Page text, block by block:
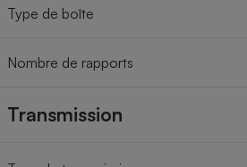
Type de boîte
Nombre de rapports
Transmission